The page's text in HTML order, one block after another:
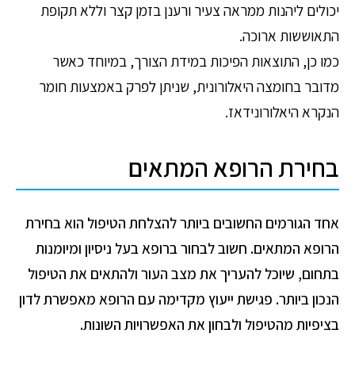
יכולים ליהנות ממראה צעיר ורענן בזמן קצר וללא תקופת
התאוששות ארוכה.
כמו כן, התוצאות הפיכות במידת הצורך, במיוחד כאשר
מדובר בחומצה היאלורונית, שניתן לפרק באמצעות חומר
הנקרא היאלורונידאז.
בחירת הרופא המתאים
אחד הגורמים החשובים ביותר להצלחת הטיפול הוא בחירת
הרופא המתאים. חשוב לבחור ברופא בעל ניסיון ומיומנות
בתחום, שיוכל להעריך את מצב העור ולהתאים את הטיפול
הנכון ביותר. פגישת ייעוץ מקדימה עם הרופא מאפשרת לדון
בציפיות מהטיפול ולבחון את האפשרויות השונות.